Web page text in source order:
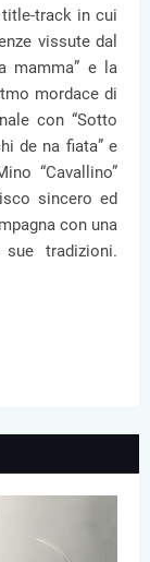
title-track in cui
vissute dal
mamma” e la
mordace di
con “Sotto
de na fiata” e
“Cavallino”
sincero ed
con una
tradizioni.